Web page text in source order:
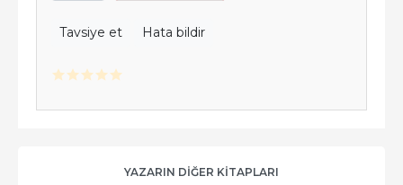
Tavsiye et Hata bildir
YAZARIN DIĞER KITAPLARI